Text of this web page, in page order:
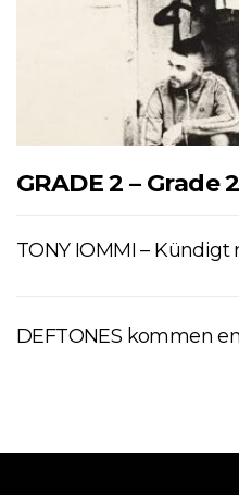
GRADE 2 – Grade 2
TONY IOMMI –
DEFTONES kommen